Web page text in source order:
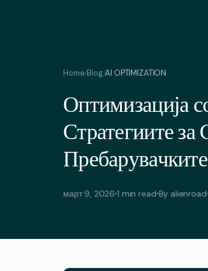
Home/Blog/AI OPTIMIZATION
Оптимизација
Стратегиите
Пребарувачките
март 9, 2026 1 min read By alienroad